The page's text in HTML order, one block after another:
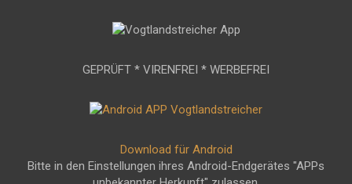
GEPRÜFT * VIRENFREI * WERBEFREI
Download für Android
Bitte in den Einstellungen ihres Android-Endgerätes "APPs